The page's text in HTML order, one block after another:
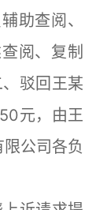
助查阅、
阅、复制
驳回王某
元，由王
公司各负